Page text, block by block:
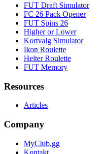
FUT Draft Simulator
FC 26 Pack Opener
FUT Spins 26
Higher or Lower
Kortvalg Simulator
Ikon Roulette
Helter Roulette
FUT Memory
Resources
Articles
Company
MyClub.gg
Kontakt